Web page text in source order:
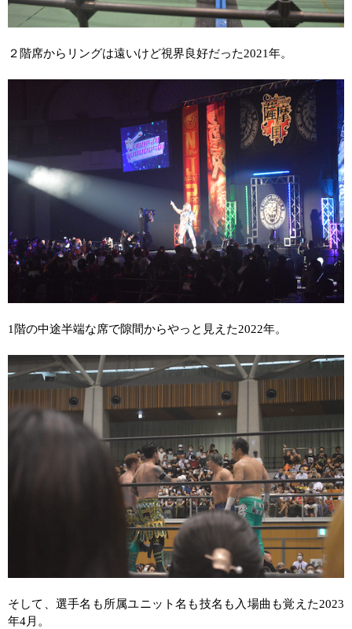
２階席からリングは遠いけど視界良好だった2021年。
1 階の中途半端な席で隙間からやっと見えた2022年。
そして、選手名も所属ユニット名も技名も入場曲も覚えた2023
年4月。